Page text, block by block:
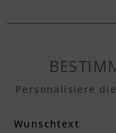
Personalisiere
Wunschtext